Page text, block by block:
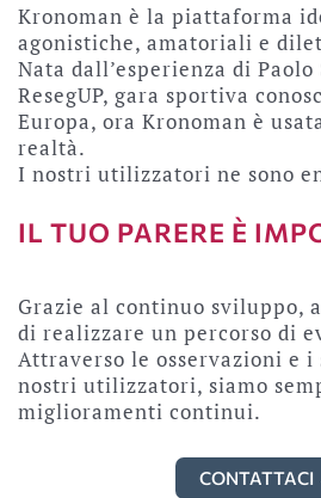
Kronoman è la piattaforma
agonistiche, amatoriali e
Nata dall’esperienza di
ResegUP, gara sportiva
Europa, ora Kronoman è
realtà.
I nostri utilizzatori ne sono
IL TUO PARERE È
Grazie al continuo sviluppo,
di realizzare un percorso di
Attraverso le osservazioni e
nostri utilizzatori, siamo
miglioramenti continui.
CONTATTACI